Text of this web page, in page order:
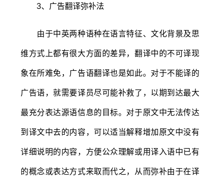
3、广告翻译弥补法
由于中英两种语种在语言特征、文化背景及思
维方式上都有很大方面的差异，翻译中的不可译现
象在所难免，广告语翻译也是如此。对于不能译的
广告语，就需要译员尽可能补救了，以期到达最大
最充分表达源语信息的目标。对于原文中无法传达
到译文中去的内容，可以适当解释增加原文中没有
详细说明的内容，方便公众理解或用译入语中已有
的概念或表达方式来取而代之，从而弥补由于在译